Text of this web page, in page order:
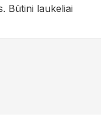
Būtini laukeliai